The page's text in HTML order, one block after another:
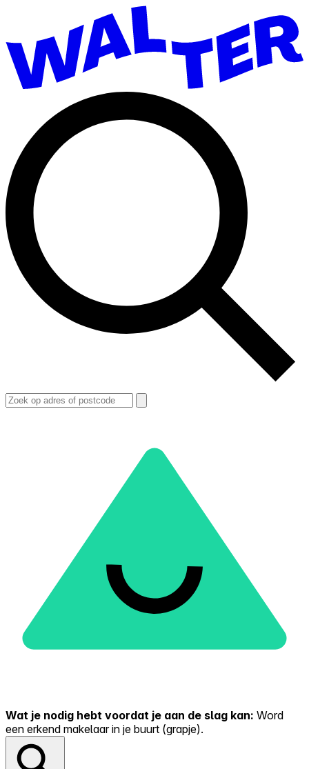
Wat je nodig hebt voordat je aan de slag kan: Word
een erkend makelaar in je buurt (grapje).